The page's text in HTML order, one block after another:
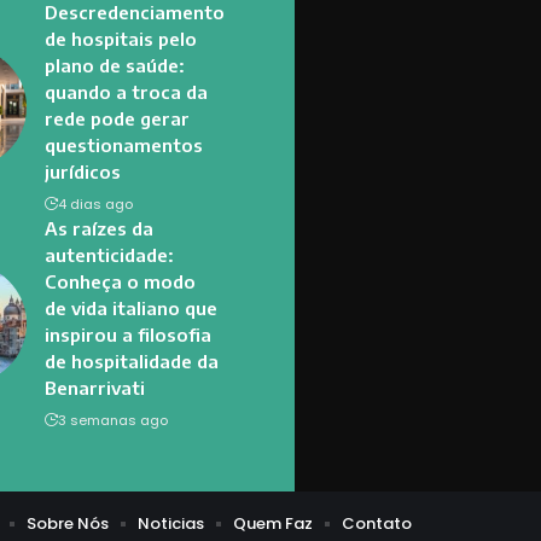
Descredenciamento
de hospitais pelo
plano de saúde:
quando a troca da
rede pode gerar
questionamentos
jurídicos
4 dias ago
As raízes da
autenticidade:
Conheça o modo
de vida italiano que
inspirou a filosofia
de hospitalidade da
Benarrivati
3 semanas ago
Sobre Nós Noticias Quem Faz Contato